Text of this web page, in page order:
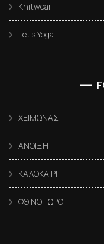
Knitwear
Let’s Yoga
ΧΕΙΜΩΝΑΣ
ΑΝΟΙΞΗ
ΚΑΛΟΚΑΙΡΙ
ΦΘΙΝΟΠΩΡΟ